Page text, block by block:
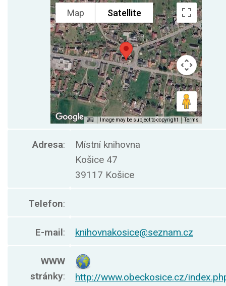
Adresa:
Místní knihovna
Košice 47
39117 Košice
Telefon:
E-mail: knihovnakosice@seznam.cz
WWW
stránky:
http://www.obeckosice.cz/